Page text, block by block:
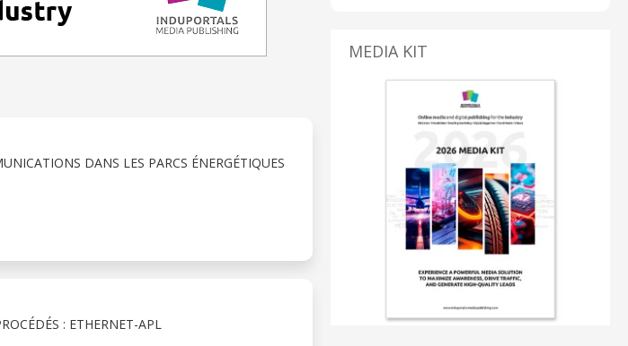
DANS LES PARCS ÉNERGÉTIQUES
: ETHERNET-APL
MEDIA KIT